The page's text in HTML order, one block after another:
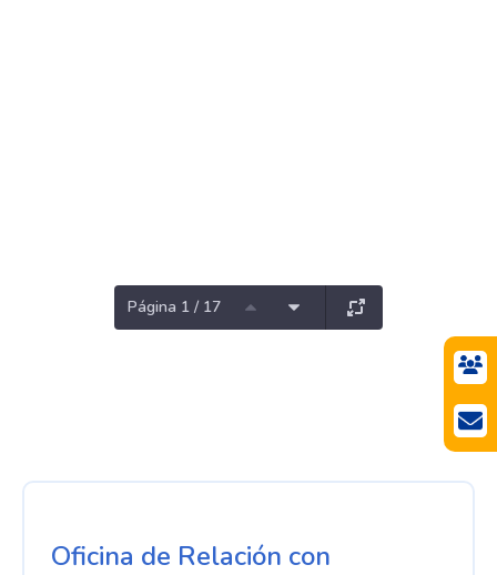
Página 1 / 17
Oficina de Relación con